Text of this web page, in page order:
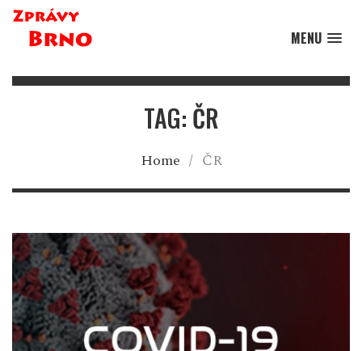
MENU
TAG: ČR
Home / ČR